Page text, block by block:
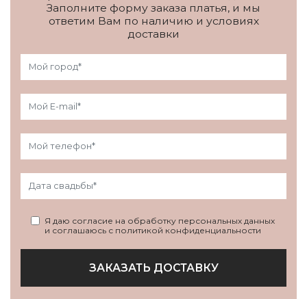
Заполните форму заказа платья, и мы
ответим Вам по наличию и условиях
доставки
Я даю согласие на обработку персональных данных
и соглашаюсь с политикой конфиденциальности
ЗАКАЗАТЬ ДОСТАВКУ